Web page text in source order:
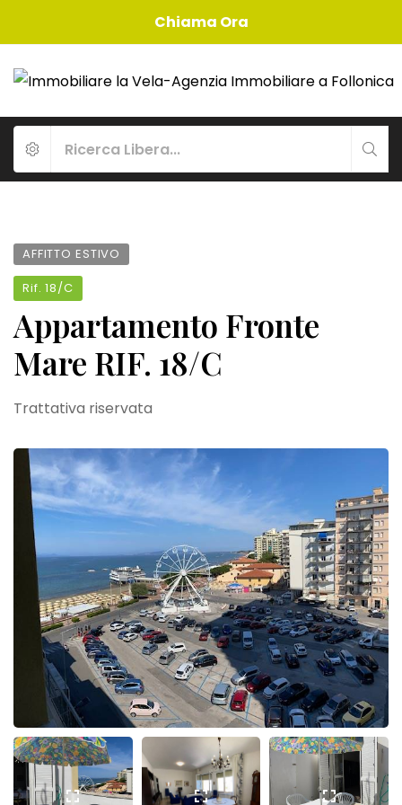
Chiama Ora
AFFITTO ESTIVO
Rif.18/C
Appartamento Fronte
Mare RIF. 18/C
Trattativa riservata